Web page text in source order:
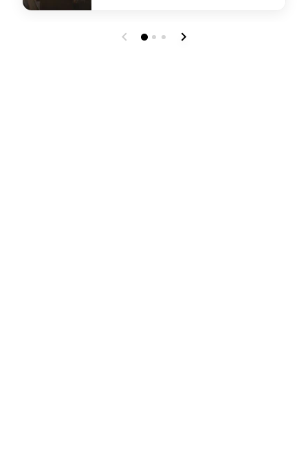
undefined Sel & Miel Doha, French Brasserie